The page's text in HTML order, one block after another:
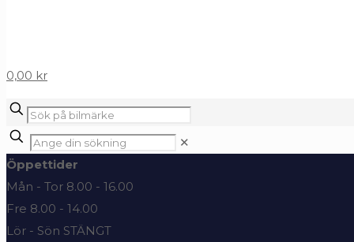
0,00 kr
✕
Öppettider
Mån - Tor 8.00 - 16.00
Fre 8.00 - 14.00
Lör - Sön STÄNGT